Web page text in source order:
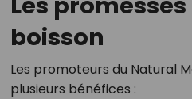
boisson
Les promoteurs du Natural
plusieurs bénéfices :